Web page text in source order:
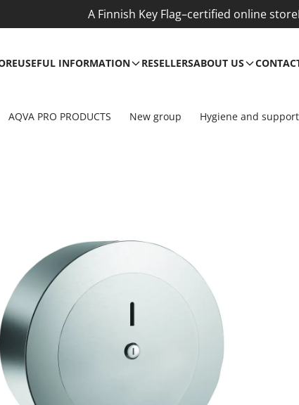
A Finnish Key Flag–certified online store
USEFUL INFORMATION RESELLERSABOUT US
AQVA PRO PRODUCTS New group Hygiene and